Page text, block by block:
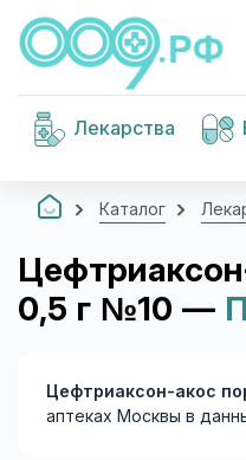
Лекарства
Каталог
0,5 г №10 —
Цефтриаксон-акос
аптеках Москвы в